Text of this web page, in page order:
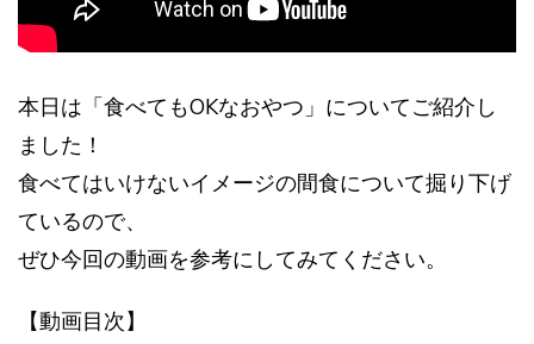
本日は「食べてもOKなおやつ」についてご紹介し
ました！
食べてはいけないイメージの間食について掘り下げ
ているので、
ぜひ今回の動画を参考にしてみてください。
【動画目次】